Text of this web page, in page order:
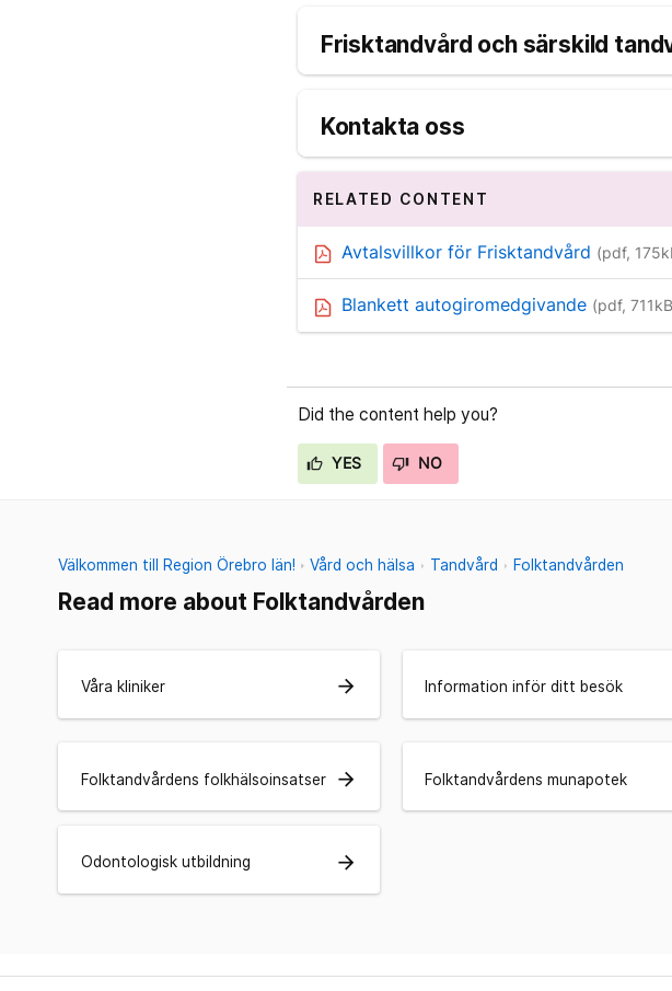
Frisktandvård och särskild
Kontakta oss
RELATED CONTENT
Avtalsvillkor för Frisktandvård (pdf,
Blankett autogiromedgivande (pdf,
Did the content help you?
YES NO
Välkommen till Region Örebro län! Vård och hälsa Tandvård Folktandvården
Read more about Folktandvården
Våra kliniker arrow_forward Information inför ditt besök
Folktandvårdens folkhälsoinsatser arrow_forward Folktandvårdens munapotek
Odontologisk utbildning arrow_forward